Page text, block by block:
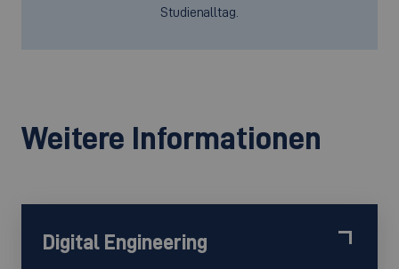
Studienalltag.
Weitere Informationen
Digital Engineering